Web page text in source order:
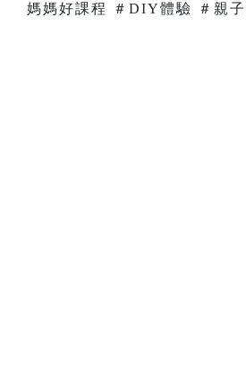
媽媽好課程 ＃DIY體驗 ＃親